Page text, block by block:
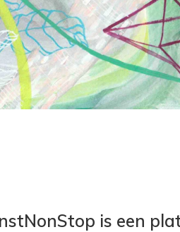
is een